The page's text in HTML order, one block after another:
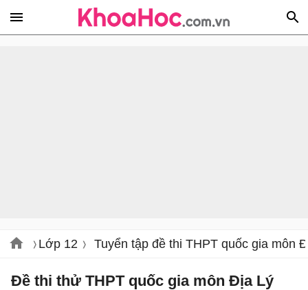
Lớp 12 Tuyển tập đề thi THPT quốc gia môn
Đề thi thử THPT quốc gia môn Địa Lý